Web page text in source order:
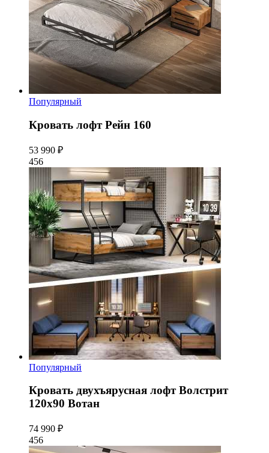
Популярный
Кровать лофт Рейн 160
53 990 ₽
456
Популярный
Кровать двухъярусная лофт Волстрит
120x90 Вотан
74 990 ₽
456